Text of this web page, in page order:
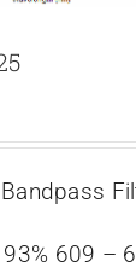
93% 609 –